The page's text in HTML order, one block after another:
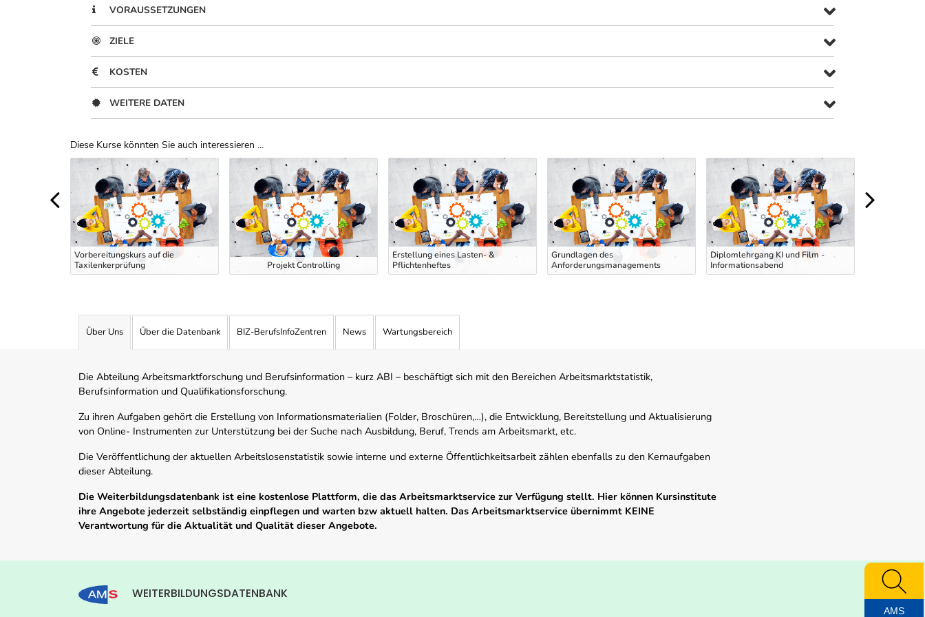
VORAUSSETZUNGEN
ZIELE
KOSTEN
WEITERE DATEN
Diese Kurse könnten Sie auch interessieren ...
Uber Weiterbildungsvorschläge
Vorbereitungskurs auf die
Taxilenkerprüfung
Projekt Controlling
Erstellung eines Lasten- &
Pflichtenheftes
Grundlagen des
Anforderungsmanagements
Diplomlehrgang KI und Film -
Informationsabend
Über Uns Über die Datenbank BIZ-BerufsInfoZentren News Wartungsbereich
Die Abteilung Arbeitsmarktforschung und Berufsinformation – kurz ABI – beschäftigt sich mit den Bereichen Arbeitsmarktstatistik,
Berufsinformation und Qualifikationsforschung.
Zu ihren Aufgaben gehört die Erstellung von Informationsmaterialien (Folder, Broschüren,…), die Entwicklung, Bereitstellung und Aktualisierung
von Online- Instrumenten zur Unterstützung bei der Suche nach Ausbildung, Beruf, Trends am Arbeitsmarkt, etc.
Die Veröffentlichung der aktuellen Arbeitslosenstatistik sowie interne und externe Öffentlichkeitsarbeit zählen ebenfalls zu den Kernaufgaben
dieser Abteilung.
Die Weiterbildungsdatenbank ist eine kostenlose Plattform, die das Arbeitsmarktservice zur Verfügung stellt. Hier können Kursinstitute
ihre Angebote jederzeit selbständig einpflegen und warten bzw aktuell halten. Das Arbeitsmarktservice übernimmt KEINE
Verantwortung für die Aktualität und Qualität dieser Angebote.
WEITERBILDUNGSDATENBANK
AMS